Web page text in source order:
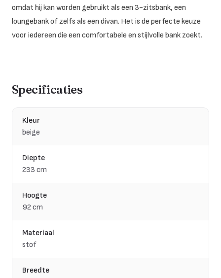
omdat hij kan worden gebruikt als een 3-zitsbank, een
loungebank of zelfs als een divan. Het is de perfecte keuze
voor iedereen die een comfortabele en stijlvolle bank zoekt.
Specificaties
Kleur
beige
Diepte
233 cm
Hoogte
92 cm
Materiaal
stof
Breedte